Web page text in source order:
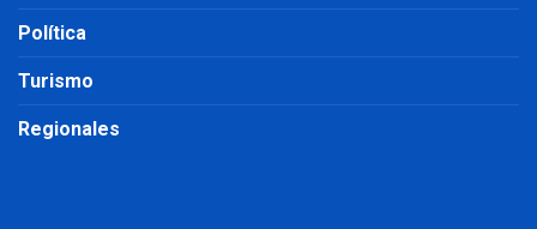
Política
Turismo
Regionales